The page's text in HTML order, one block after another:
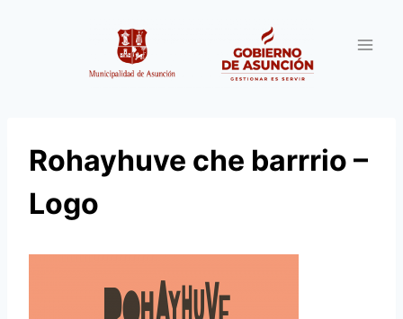
Rohayhuve che barrrio –
Logo